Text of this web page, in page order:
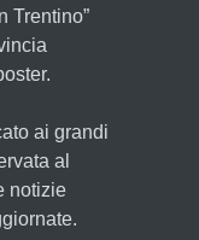
Trentino”
ai grandi
al
notizie